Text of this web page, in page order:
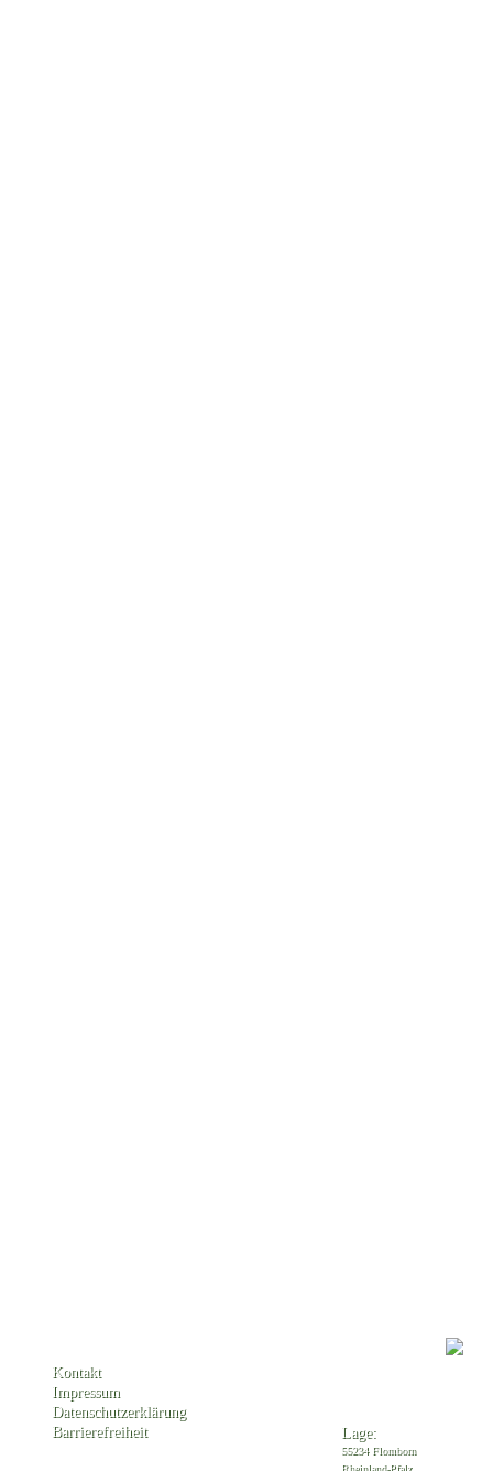
Kontakt
Impressum
Datenschutzerklärung
Barrierefreiheit
Lage:
55234 Flomborn
Rheinland-Pfalz